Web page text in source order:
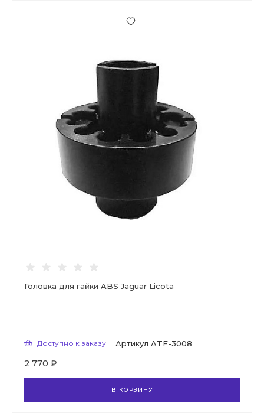
Головка для гайки ABS Jaguar Licota
Доступно к заказу Артикул ATF-3008
2 770 ₽
В КОРЗИНУ